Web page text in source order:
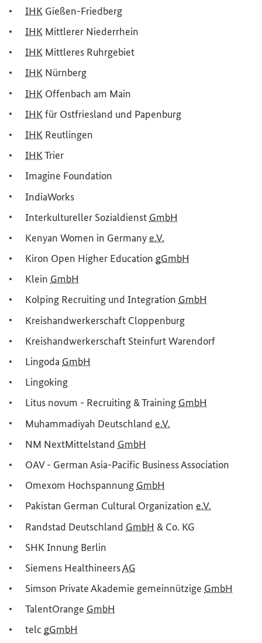
IHK Gießen-Friedberg
IHK Mittlerer Niederrhein
IHK Mittleres Ruhrgebiet
IHK Nürnberg
IHK Offenbach am Main
IHKfür Ostfriesland und Papenburg
IHK Reutlingen
IHKTrier
Imagine Foundation
IndiaWorks
Interkultureller Sozialdienst GmbH
Kenyan Women in Germany e.V.
Kiron Open Higher Education gGmbH
Klein GmbH
Kolping Recruiting und Integration GmbH
Kreishandwerkerschaft Cloppenburg
Kreishandwerkerschaft Steinfurt Warendorf
Lingoda GmbH
Lingoking
Litus novum - Recruiting & Training GmbH
Muhammadiyah Deutschland e.V.
NM NextMittelstand GmbH
OAV - German Asia-Pacific Business Association
Omexom Hochspannung GmbH
Pakistan German Cultural Organization e.V.
Randstad Deutschland GmbH & Co. KG
SHK Innung Berlin
Siemens HealthineersAG
Simson Private Akademie gemeinnützige GmbH
TalentOrange GmbH
telcgGmbH